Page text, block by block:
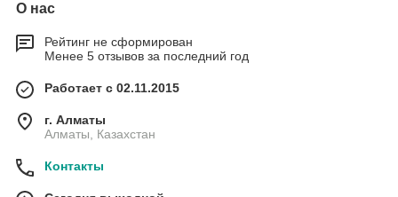
О нас
Рейтинг не сформирован
Менее 5 отзывов за последний год
Работает с 02.11.2015
г. Алматы
Алматы, Казахстан
Контакты